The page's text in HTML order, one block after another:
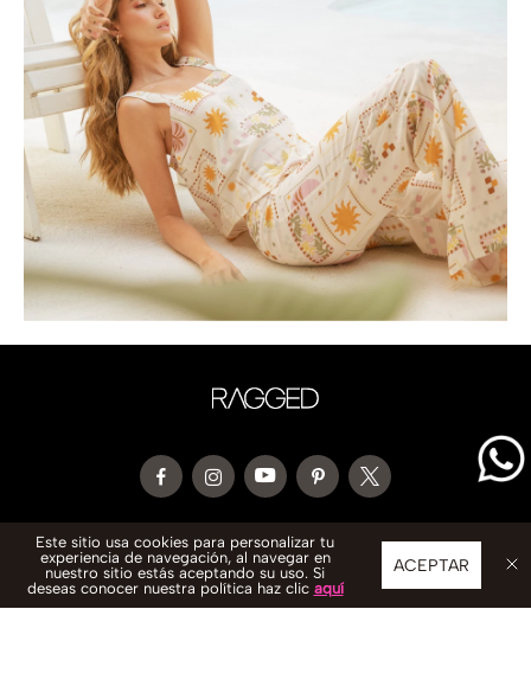
CONTACTO
WhatsApp: 333 602 5564
servicioalcliente@ragged.com.co
ACEPTAR
Este sitio usa cookies para personalizar tu
experiencia de navegación, al navegar en
nuestro sitio estás aceptando su uso. Si
deseas conocer nuestra política haz clic aquí